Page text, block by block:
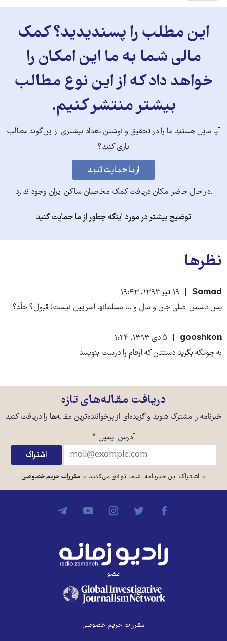
این مطلب را پسندیدید؟ کمک
مالی شما به ما این امکان را
خواهد داد که از این نوع مطالب
بیشتر منتشر کنیم.
آیا مایل هستید ما را در تحقیق و نوشتن تعداد بیشتری از این‌گونه مطالب
یاری کنید؟
.در حال حاضر امکان دریافت کمک مخاطبان ساکن ایران وجود ندارد
توضیح بیشتر در مورد اینکه چطور از ما حمایت کنید
نظرها
Samad
۱۹ تیر ۱۳۹۳، ۱۹:۴۳
پس دشمن اصلی جان و مال و ... مسلمانها اسراییل نیست! قبول؟ حلّه؟
gooshkon
۵ دی ۱۳۹۳، ۱:۲۴
به چوتکه بگرید دستتان که ارقام را درست بنویسد
دریافت مقاله‌های تازه
خبرنامه را مشترک شوید و گزیده‌ای از پرخواننده‌ترین مقاله‌ها را دریافت کنید
آدرس ایمیل *
با اشتراک این خبرنامه، شما توافق می‌کنید بامقررات حریم خصوصی
عضو
مقررات حریم خصوصی